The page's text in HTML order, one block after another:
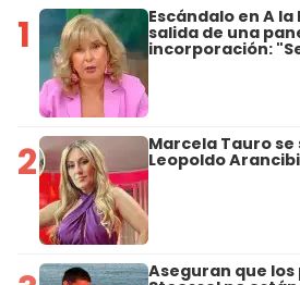
1 Escándalo en A
salida de una
incorporación:
2 Marcela Tauro
Leopoldo
Aseguran que los